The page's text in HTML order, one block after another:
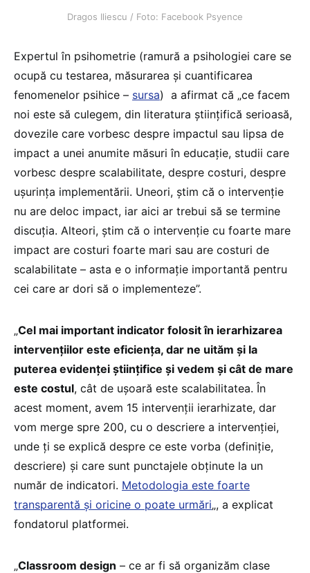
Dragos Iliescu / Foto: Facebook Psyence
Expertul în psihometrie (ramură a psihologiei care se
ocupă cu testarea, măsurarea și cuantificarea
fenomenelor psihice – sursa) a afirmat că „ce facem
noi este să culegem, din literatura științifică serioasă,
dovezile care vorbesc despre impactul sau lipsa de
impact a unei anumite măsuri în educație, studii care
vorbesc despre scalabilitate, despre costuri, despre
ușurința implementării. Uneori, știm că o intervenție
nu are deloc impact, iar aici ar trebui să se termine
discuția. Alteori, știm că o intervenție cu foarte mare
impact are costuri foarte mari sau are costuri de
scalabilitate – asta e o informație importantă pentru
cei care ar dori să o implementeze”.
„Cel mai important indicator folosit în ierarhizarea
intervențiilor este eficiența, dar ne uităm și la
puterea evidenței științifice și vedem și cât de mare
este costul, cât de ușoară este scalabilitatea. În
acest moment, avem 15 intervenții ierarhizate, dar
vom merge spre 200, cu o descriere a intervenției,
unde ți se explică despre ce este vorba (definiție,
descriere) și care sunt punctajele obținute la un
număr de indicatori. Metodologia este foarte
transparentă și oricine o poate urmări„, a explicat
fondatorul platformei.
„Classroom design – ce ar fi să organizăm clase